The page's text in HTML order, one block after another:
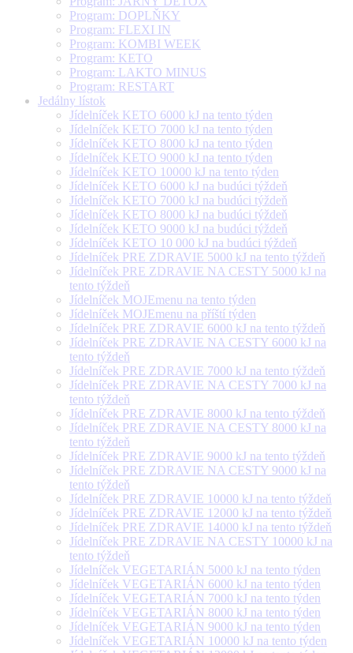
Program: DOPLŇKY
Program: FLEXI IN
Program: KOMBI WEEK
Program: KETO
Program: LAKTO MINUS
Program: RESTART
Jedálny lístok
Jídelníček KETO 6000 kJ na tento týden
Jídelníček KETO 7000 kJ na tento týden
Jídelníček KETO 8000 kJ na tento týden
Jídelníček KETO 9000 kJ na tento týden
Jídelníček KETO 10000 kJ na tento týden
Jídelníček KETO 6000 kJ na budúci týždeň
Jídelníček KETO 7000 kJ na budúci týždeň
Jídelníček KETO 8000 kJ na budúci týždeň
Jídelníček KETO 9000 kJ na budúci týždeň
Jídelníček KETO 10 000 kJ na budúci týždeň
Jídelníček PRE ZDRAVIE 5000 kJ na tento týždeň
Jídelníček PRE ZDRAVIE NA CESTY 5000 kJ na
tento týždeň
Jídelníček MOJEmenu na tento týden
Jídelníček MOJEmenu na příští týden
Jídelníček PRE ZDRAVIE 6000 kJ na tento týždeň
Jídelníček PRE ZDRAVIE NA CESTY 6000 kJ na
tento týždeň
Jídelníček PRE ZDRAVIE 7000 kJ na tento týždeň
Jídelníček PRE ZDRAVIE NA CESTY 7000 kJ na
tento týždeň
Jídelníček PRE ZDRAVIE 8000 kJ na tento týždeň
Jídelníček PRE ZDRAVIE NA CESTY 8000 kJ na
tento týždeň
Jídelníček PRE ZDRAVIE 9000 kJ na tento týždeň
Jídelníček PRE ZDRAVIE NA CESTY 9000 kJ na
tento týždeň
Jídelníček PRE ZDRAVIE 10000 kJ na tento týždeň
Jídelníček PRE ZDRAVIE 12000 kJ na tento týždeň
Jídelníček PRE ZDRAVIE 14000 kJ na tento týždeň
Jídelníček PRE ZDRAVIE NA CESTY 10000 kJ na
tento týždeň
Jídelníček VEGETARIÁN 5000 kJ na tento týden
Jídelníček VEGETARIÁN 6000 kJ na tento týden
Jídelníček VEGETARIÁN 7000 kJ na tento týden
Jídelníček VEGETARIÁN 8000 kJ na tento týden
Jídelníček VEGETARIÁN 9000 kJ na tento týden
Jídelníček VEGETARIÁN 10000 kJ na tento týden